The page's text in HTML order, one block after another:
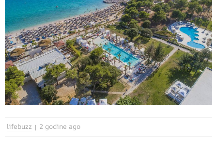
lifebuzz 2 godine ago